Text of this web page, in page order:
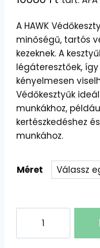
A HAWK
minőségű, tartós
kezeknek. A
légáteresztőek,
kényelmesen
Védőkesztyűk
munkákhoz,
kertészkedéshez
munkához.
Méret
Védőkesztyű
12